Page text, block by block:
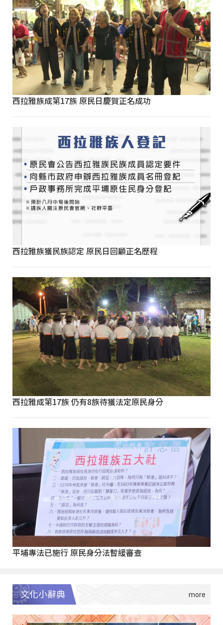
西拉雅族成第17族 原民日慶賀正名成功
西拉雅族獲民族認定 原民日回顧正名歷程
西拉雅成第17族 仍有8族待獲法定原民身分
平埔專法已施行 原民身分法暫緩審查
文化小辭典